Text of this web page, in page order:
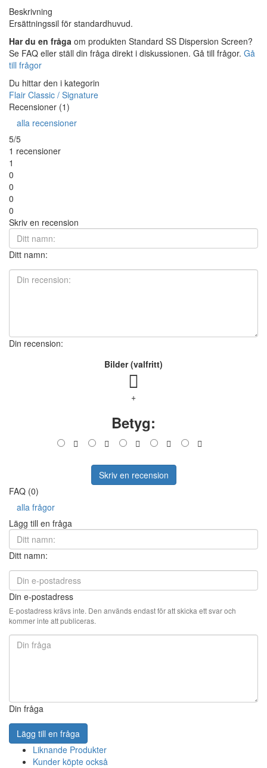
Beskrivning
Ersättningssil för standardhuvud.
Har du en fråga om produkten Standard SS Dispersion Screen?
Se FAQ eller ställ din fråga direkt i diskussionen. Gå till frågor. Gå
till frågor
Du hittar den i kategorin
Flair Classic / Signature
Recensioner (1)
alla recensioner
5/5
1 recensioner
1
0
0
0
0
Skriv en recension
Ditt namn:
Din recension:
Bilder (valfritt)
+
Betyg:
Skriv en recension
FAQ (0)
alla frågor
Lägg till en fråga
Ditt namn:
Din e-postadress
E-postadress krävs inte. Den används endast för att skicka ett svar och
kommer inte att publiceras.
Din fråga
Lägg till en fråga
Liknande Produkter
Kunder köpte också